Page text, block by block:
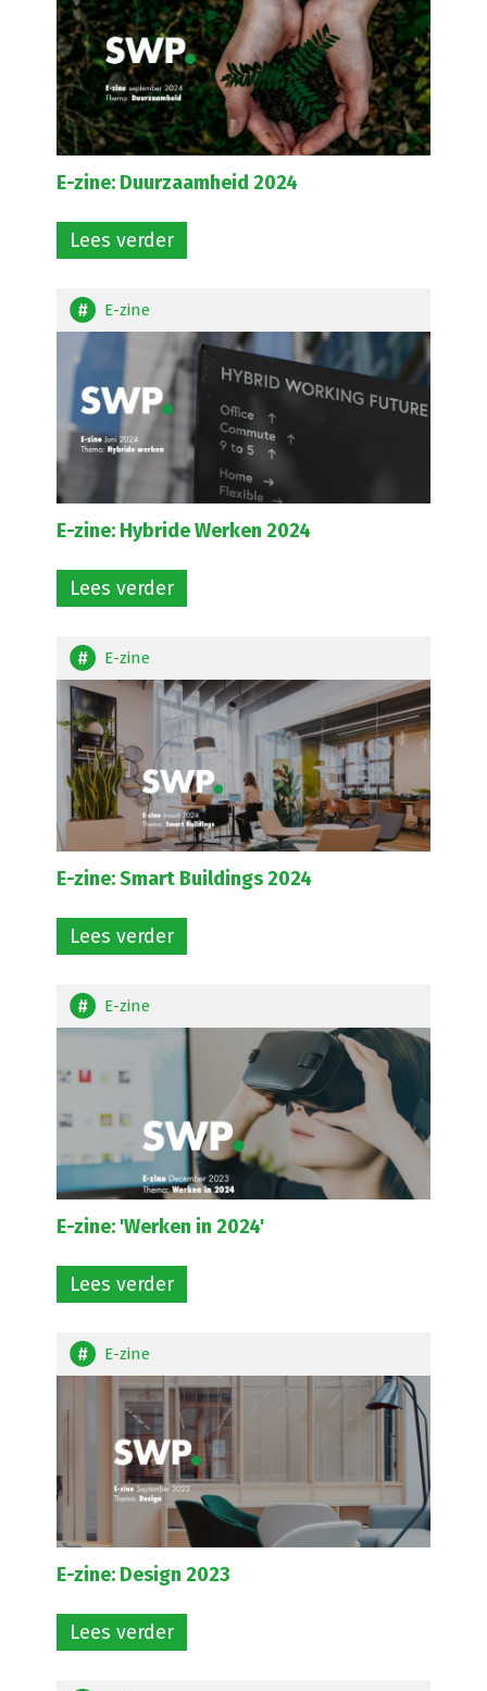
E-zine: Duurzaamheid 2024
Lees verder
E-zine
E-zine: Hybride Werken 2024
Lees verder
E-zine
E-zine: Smart Buildings 2024
Lees verder
E-zine
E-zine: 'Werken in 2024'
Lees verder
E-zine
E-zine: Design 2023
Lees verder